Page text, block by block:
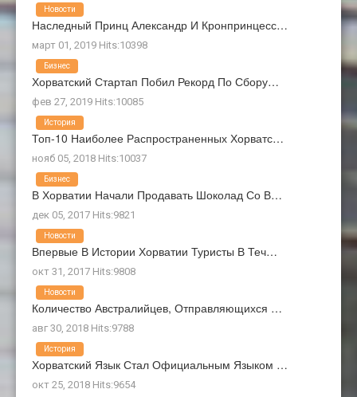
Наследный Принц Александр И Кронпринцесс…
март 01, 2019 Hits:10398
Новости
Хорватский Стартап Побил Рекорд По Сбору…
фев 27, 2019 Hits:10085
Бизнес
Топ-10 Наиболее Распространенных Хорватс…
нояб 05, 2018 Hits:10037
История
В Хорватии Начали Продавать Шоколад Со В…
дек 05, 2017 Hits:9821
Бизнес
Впервые В Истории Хорватии Туристы В Теч…
окт 31, 2017 Hits:9808
Новости
Количество Австралийцев, Отправляющихся …
авг 30, 2018 Hits:9788
Новости
Хорватский Язык Стал Официальным Языком …
окт 25, 2018 Hits:9654
История